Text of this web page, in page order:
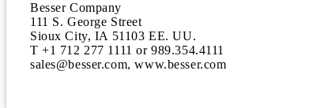
Besser Company
111 S. George Street
Sioux City, IA 51103 EE. UU.
T +1 712 277 1111 or 989.354.4111
sales@besser.com, www.besser.com